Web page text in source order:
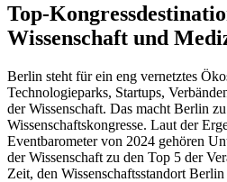
Top-
Wissenschaft und
Berlin steht für ein eng vernetztes
Technologieparks, Startups,
der Wissenschaft. Das macht Berlin
Wissenschaftskongresse. Laut der
Eventbarometer von 2024 gehören
der Wissenschaft zu den Top 5 der
Zeit, den Wissenschaftsstandort